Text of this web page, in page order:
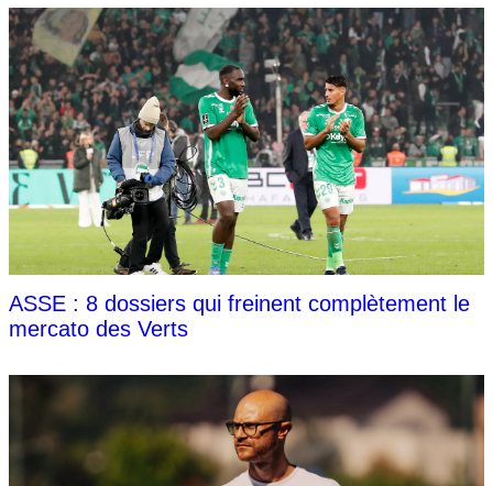
ASSE : 8 dossiers qui freinent complètement le
mercato des Verts